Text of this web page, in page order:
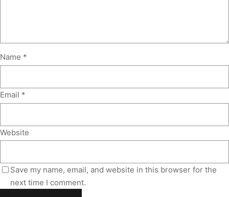
Name *
Email *
Website
Save my name, email, and website in this browser for the
next time I comment.